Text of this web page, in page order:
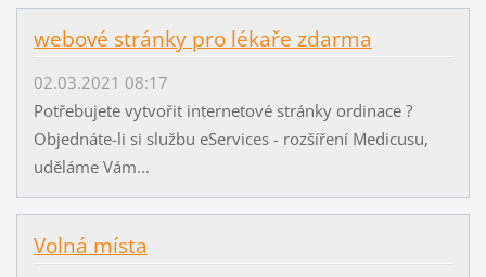
webové stránky pro lékaře zdarma
02.03.2021 08:17
Potřebujete vytvořit internetové stránky ordinace ?
Objednáte-li si službu eServices - rozšíření Medicusu,
uděláme Vám...
Volná místa